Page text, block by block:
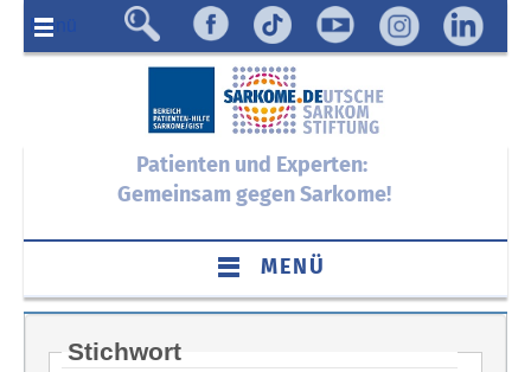
Menü
Patienten und Experten:
Gemeinsam gegen Sarkome!
MENÜ
Stichwort